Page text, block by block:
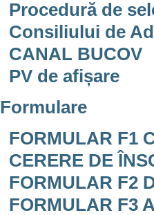
Procedură de
Consiliului de
CANAL BUCOV
PV de afișare
Formulare
FORMULAR F1
CERERE DE
FORMULAR F2
FORMULAR F3